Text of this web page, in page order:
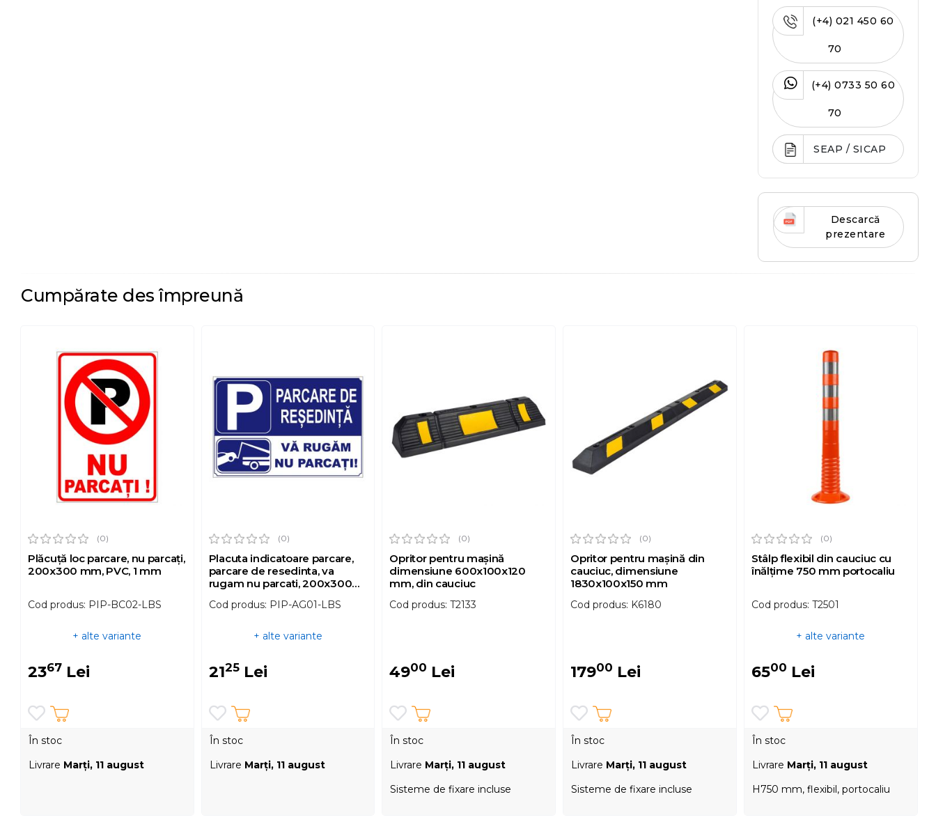
(+4) 021 450 60
70
(+4) 0733 50 60
70
SEAP / SICAP
Descarcă
prezentare
Cumpărate des împreună
(0)
Plăcuță loc parcare, nu parcați,
200x300 mm, PVC, 1 mm
Cod produs: PIP-BC02-LBS
+ alte variante
2367 Lei
În stoc
Livrare Marţi, 11 august
(0)
Placuta indicatoare parcare,
parcare de resedinta, va
rugam nu parcati, 200x300
mm
Cod produs: PIP-AG01-LBS
+ alte variante
2125Lei
În stoc
Livrare Marţi, 11 august
(0)
Opritor pentru mașină
dimensiune 600x100x120
mm, din cauciuc
Cod produs: T2133
4900 Lei
În stoc
Livrare Marţi, 11 august
Sisteme de fixare incluse
(0)
Opritor pentru mașină din
cauciuc, dimensiune
1830x100x150 mm
Cod produs: K6180
17900 Lei
În stoc
Livrare Marţi, 11 august
Sisteme de fixare incluse
(0)
Stâlp flexibil din cauciuc cu
înălțime 750 mm portocaliu
Cod produs: T2501
+ alte variante
6500 Lei
În stoc
Livrare Marţi, 11 august
H750 mm, flexibil, portocaliu